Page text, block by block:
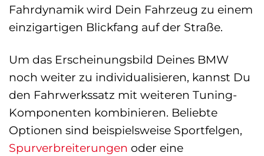
Fahrdynamik wird Dein Fahrzeug zu einem
einzigartigen Blickfang auf der Straße.
Um das Erscheinungsbild Deines BMW
noch weiter zu individualisieren, kannst Du
den Fahrwerkssatz mit weiteren Tuning-
Komponenten kombinieren. Beliebte
Optionen sind beispielsweise Sportfelgen,
Spurverbreiterungen oder eine